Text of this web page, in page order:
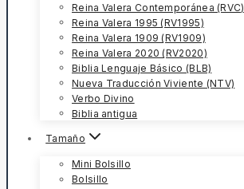
Reina Valera Contemporánea (RVC)
Reina Valera 1995 (RV1995)
Reina Valera 1909 (RV1909)
Reina Valera 2020 (RV2020)
Biblia Lenguaje Básico (BLB)
Nueva Traducción Viviente (NTV)
Verbo Divino
Biblia antigua
Tamaño
Mini Bolsillo
Bolsillo